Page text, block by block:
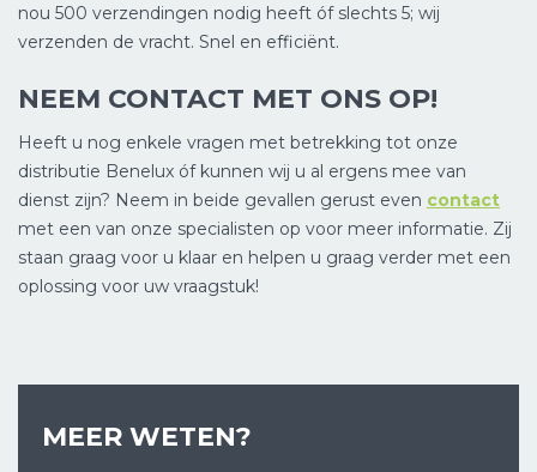
nou 500 verzendingen nodig heeft óf slechts 5; wij
verzenden de vracht. Snel en efficiënt.
NEEM CONTACT MET ONS OP!
Heeft u nog enkele vragen met betrekking tot onze
distributie Benelux óf kunnen wij u al ergens mee van
dienst zijn? Neem in beide gevallen gerust even contact
met een van onze specialisten op voor meer informatie. Zij
staan graag voor u klaar en helpen u graag verder met een
oplossing voor uw vraagstuk!
MEER WETEN?